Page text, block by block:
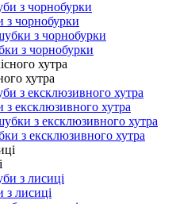
з чорнобурки
з чорнобурки
хутра
з ексклюзивного хутра
з ексклюзивного хутра
з лисиці